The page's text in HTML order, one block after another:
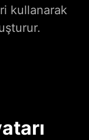
kullanarak